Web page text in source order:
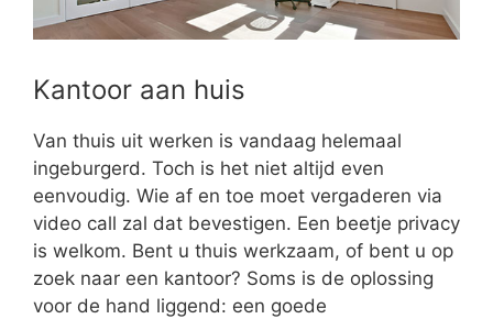
Kantoor aan huis
Van thuis uit werken is vandaag helemaal
ingeburgerd. Toch is het niet altijd even
eenvoudig. Wie af en toe moet vergaderen via
video call zal dat bevestigen. Een beetje privacy
is welkom. Bent u thuis werkzaam, of bent u op
zoek naar een kantoor? Soms is de oplossing
voor de hand liggend: een goede